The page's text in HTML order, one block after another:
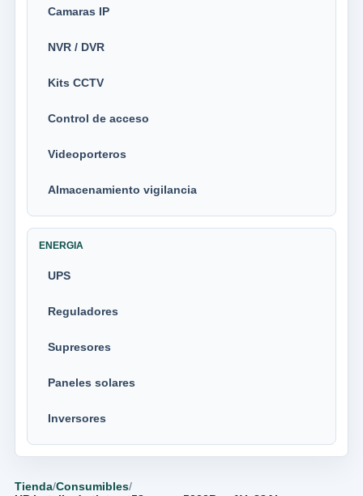
Camaras IP
NVR / DVR
Kits CCTV
Control de acceso
Videoporteros
Almacenamiento vigilancia
ENERGIA
UPS
Reguladores
Supresores
Paneles solares
Inversores
Tienda/Consumibles/